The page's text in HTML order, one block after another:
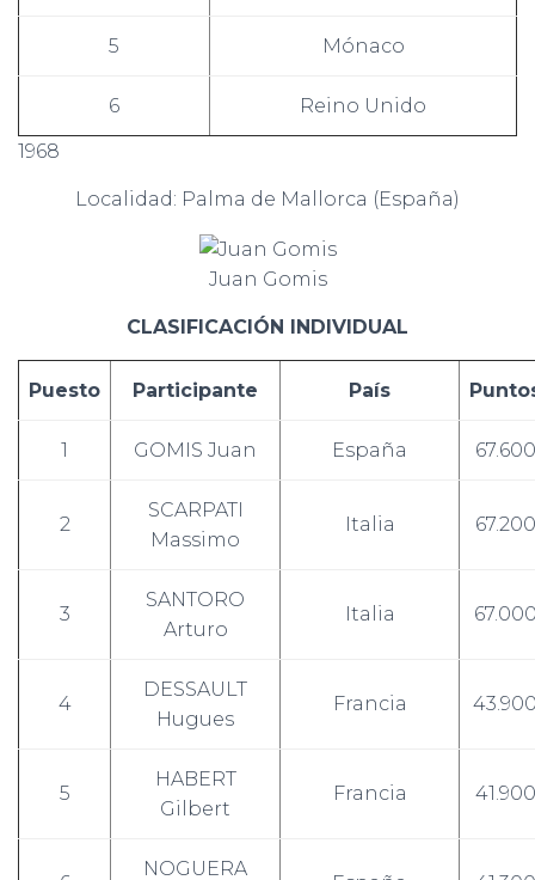
5 Mónaco
6
Reino Unido
1968
Localidad: Palma de Mallorca (España)
Juan Gomis
CLASIFICACIÓN INDIVIDUAL
Puesto Participante País
1 GOMIS Juan España 67.600
2
SCARPATI
Massimo
Italia 67.200
3
SANTORO
Arturo
Italia
4
DESSAULT
Hugues
Francia
5
HABERT
Gilbert
Francia 41.900
NOGUERA